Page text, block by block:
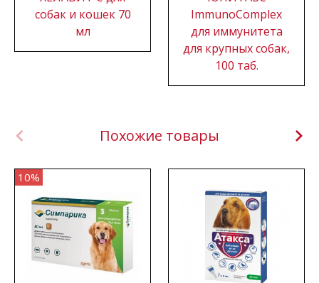
собак и кошек 70
мл
ImmunoComplex
для иммунитета
для крупных собак,
100 таб.
Похожие товары
10%